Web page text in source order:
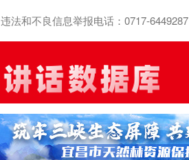
违法和不良信息举报电话：0717-6449287